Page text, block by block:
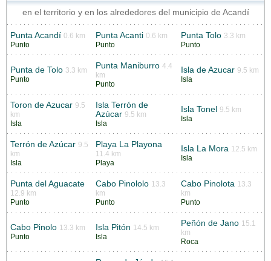
en el territorio y en los alrededores del municipio de Acandí
Punta Acandí 0.6 km
Punto
Punta Acanti 0.6 km
Punto
Punta Tolo 3.3 km
Punto
Punta de Tolo 3.3 km
Punto
Punta Maniburro 4.4
km
Punto
Isla de Azucar 9.5 km
Isla
Toron de Azucar 9.5
km
Isla
Isla Terrón de
Azúcar 9.5 km
Isla
Isla Tonel 9.5 km
Isla
Terrón de Azúcar 9.5
km
Isla
Playa La Playona
11.4 km
Playa
Isla La Mora 12.5 km
Isla
Punta del Aguacate
12.9 km
Punto
Cabo Pinololo 13.3
km
Punto
Cabo Pinolota 13.3
km
Punto
Cabo Pinolo 13.3 km
Punto
Isla Pitón 14.5 km
Isla
Peñón de Jano 15.1
km
Roca